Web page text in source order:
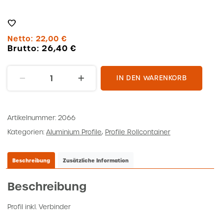
Netto: 22,00 €
Brutto: 26,40€
RAL
7043
IN DEN WARENKORB
Artikelnummer: 2066
Kategorien: Aluminium Profile, Profile Rollcontainer
Beschreibung Zusätzliche Information
Beschreibung
Profil inkl. Verbinder